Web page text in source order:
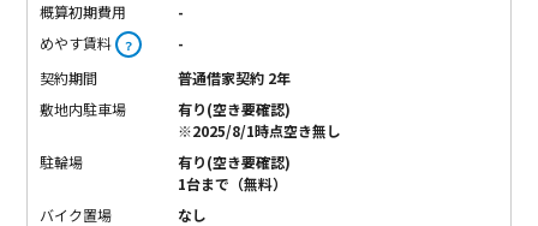
概算初期費用
-
めやす賃料 ？
-
契約期間
普通借家契約 2年
敷地内駐車場
有り(空き要確認)
※2025/8/1時点空き無し
駐輪場
有り(空き要確認)
1台まで（無料）
バイク置場
なし